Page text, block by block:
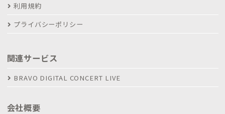
利用規約
プライバシーポリシー
関連サービス
BRAVO DIGITAL CONCERT LIVE
会社概要